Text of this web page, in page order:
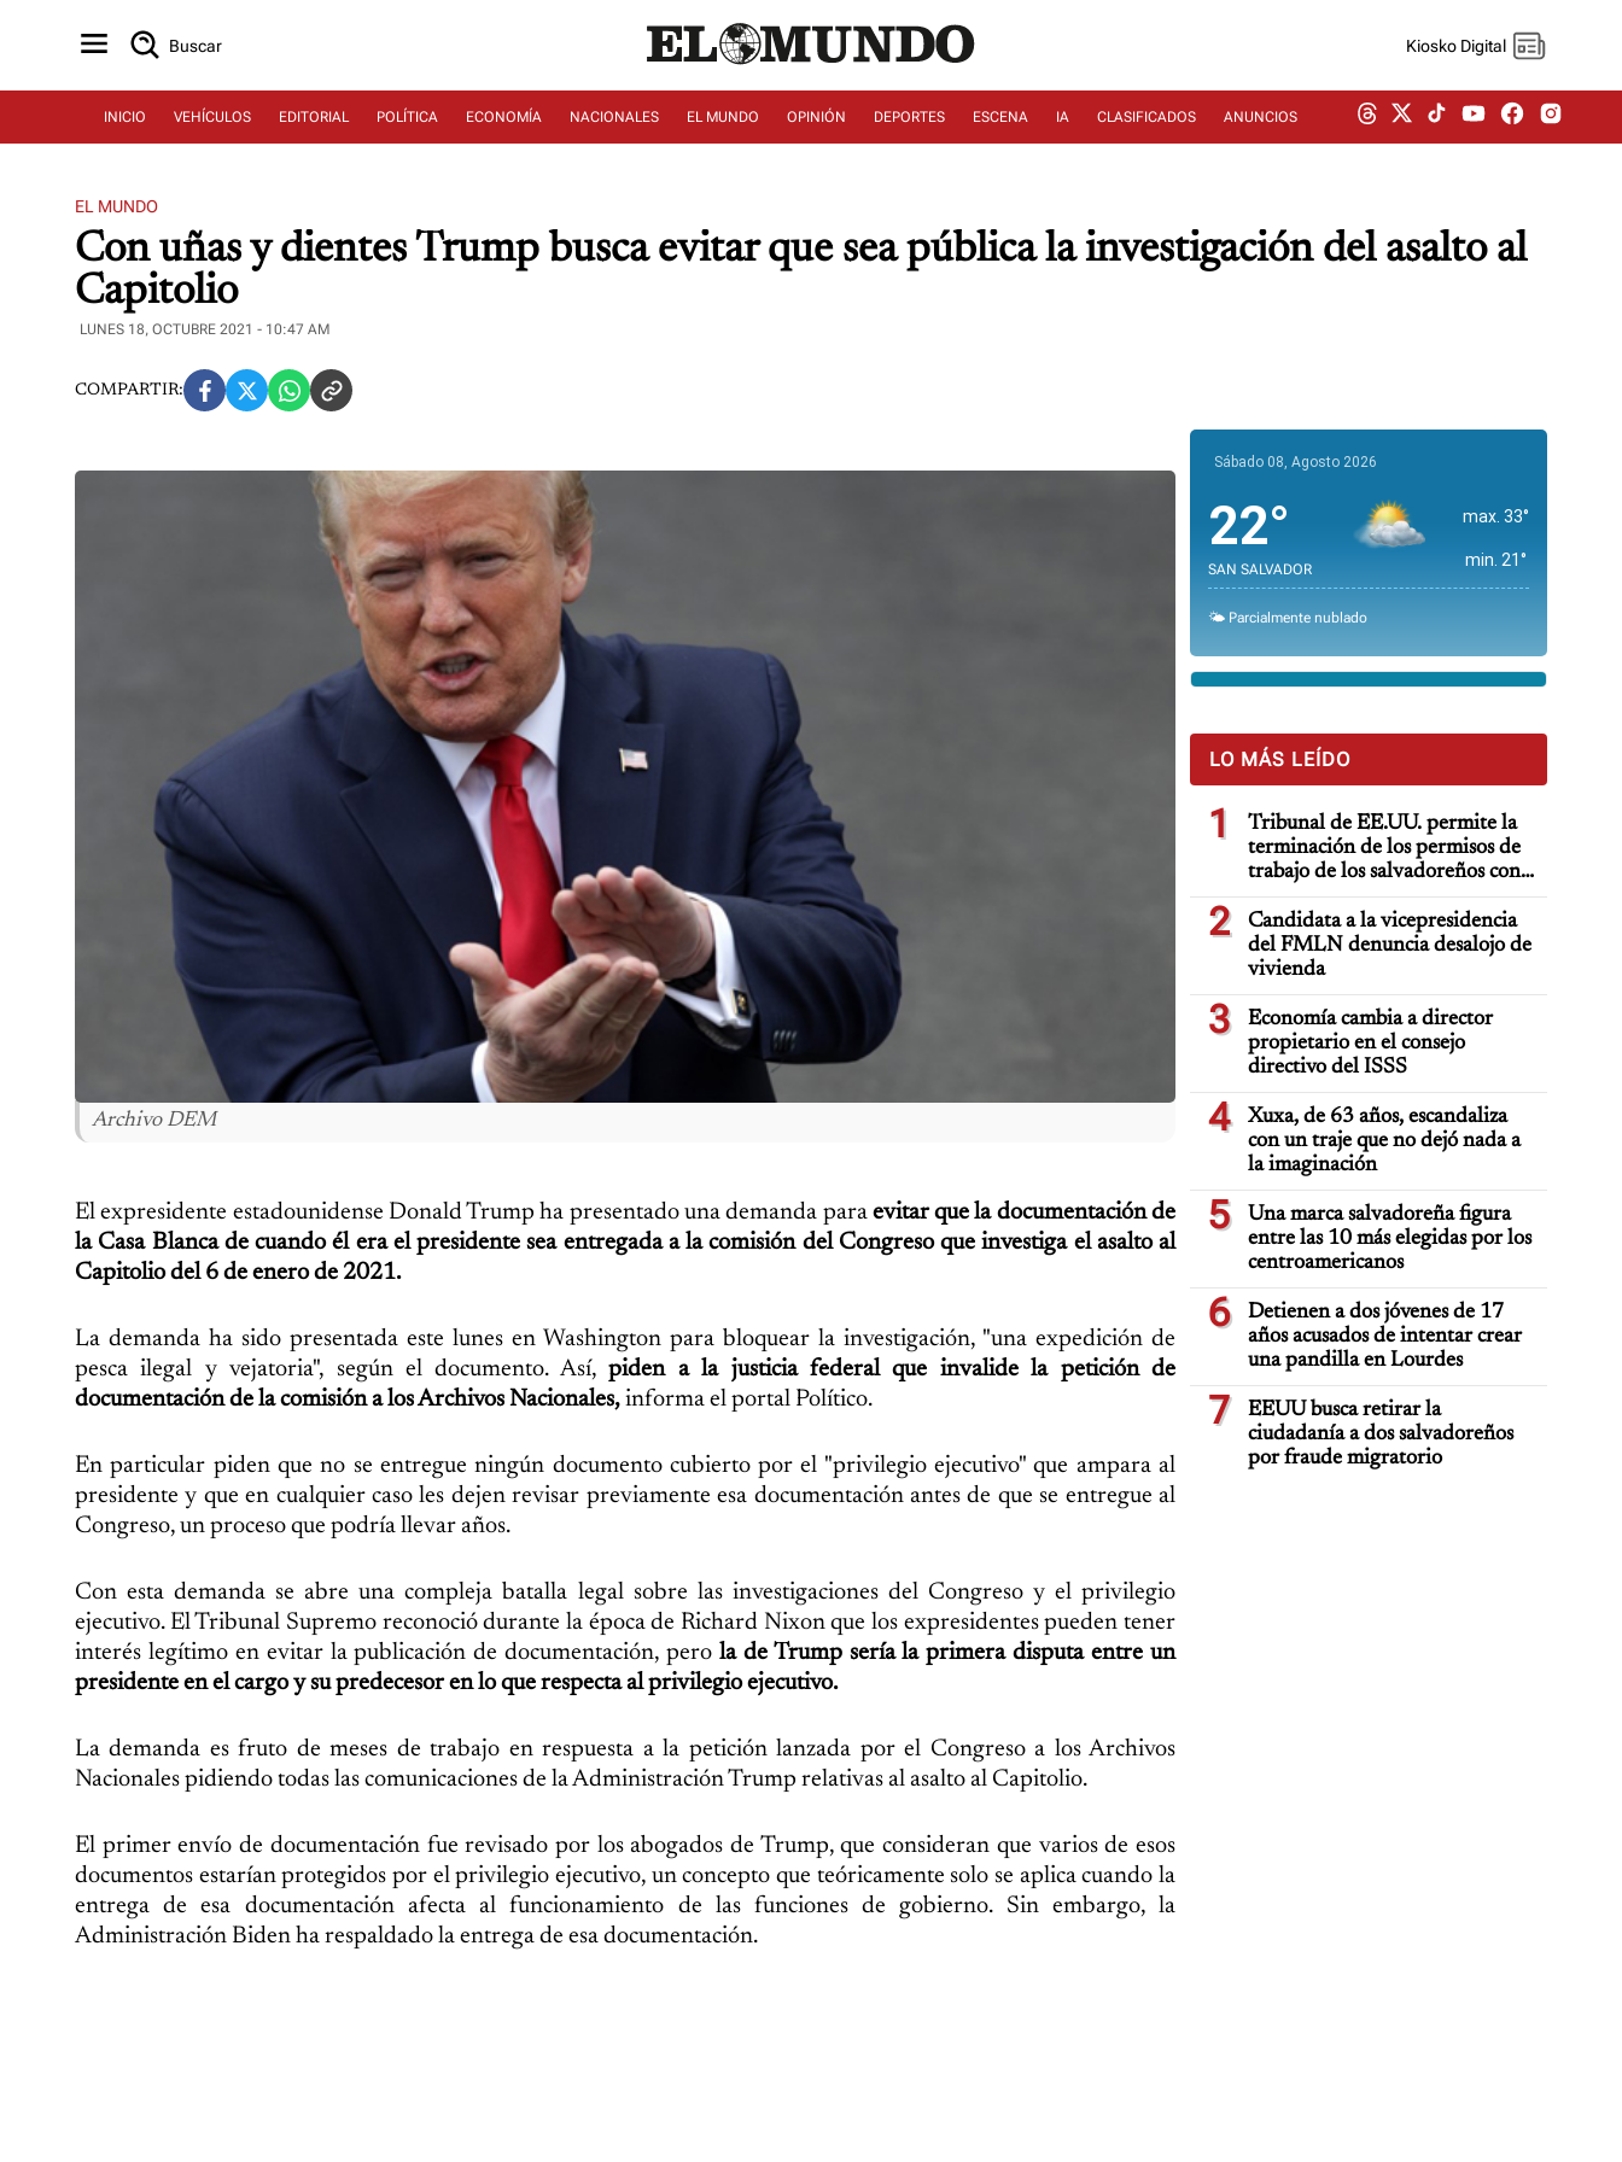
Buscar Kiosko Digital
INICIO VEHÍCULOS EDITORIAL POLÍTICA ECONOMÍA NACIONALES EL MUNDO OPINIÓN DEPORTES ESCENA IA CLASIFICADOS ANUNCIOS
EL MUNDO
Con uñas y dientes Trump busca evitar que sea pública la investigación del asalto al
Capitolio
LUNES 18, OCTUBRE 2021 - 10:47 AM
COMPARTIR:
Archivo DEM
El expresidente estadounidense Donald Trump ha presentado una demanda para evitar que la documentación de
la Casa Blanca de cuando él era el presidente sea entregada a la comisión del Congreso que investiga el asalto al
Capitolio del 6 de enero de 2021.
La demanda ha sido presentada este lunes en Washington para bloquear la investigación, "una expedición de
pesca ilegal y vejatoria", según el documento. Así,piden a la justicia federal que invalide la petición de
documentación de la comisión a los Archivos Nacionales, informa el portal Político.
En particular piden que no se entregue ningún documento cubierto por el "privilegio ejecutivo" que ampara al
presidente y que en cualquier caso les dejen revisar previamente esa documentación antes de que se entregue al
Congreso, un proceso que podría llevar años.
Con esta demanda se abre una compleja batalla legal sobre las investigaciones del Congreso y el privilegio
ejecutivo. El Tribunal Supremo reconoció durante la época de Richard Nixon que los expresidentes pueden tener
interés legítimo en evitar la publicación de documentación, pero la de Trump sería la primera disputa entre un
presidente en el cargo y su predecesor en lo que respecta al privilegio ejecutivo.
La demanda es fruto de meses de trabajo en respuesta a la petición lanzada por el Congreso a los Archivos
Nacionales pidiendo todas las comunicaciones de la Administración Trump relativas al asalto al Capitolio.
El primer envío de documentación fue revisado por los abogados de Trump, que consideran que varios de esos
documentos estarían protegidos por el privilegio ejecutivo, un concepto que teóricamente solo se aplica cuando la
entrega de esa documentación afecta al funcionamiento de las funciones de gobierno. Sin embargo, la
Administración Biden ha respaldado la entrega de esa documentación.
Sábado 08, Agosto 2026
22°
SAN SALVADOR
max. 33°
min. 21°
🌤️ Parcialmente nublado
LO MÁS LEÍDO
1
Tribunal de EE.UU. permite la
terminación de los permisos de
trabajo de los salvadoreños con
TPS
2
Candidata a la vicepresidencia
del FMLN denuncia desalojo de
vivienda
3
Economía cambia a director
propietario en el consejo
directivo del ISSS
4
Xuxa, de 63 años, escandaliza
con un traje que no dejó nada a
la imaginación
5
Una marca salvadoreña figura
entre las 10 más elegidas por los
centroamericanos
6
Detienen a dos jóvenes de 17
años acusados de intentar crear
una pandilla en Lourdes
7
EEUU busca retirar la
ciudadanía a dos salvadoreños
por fraude migratorio